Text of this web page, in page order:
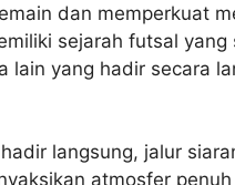
dan memperkuat
sejarah futsal
lain yang hadir secara
langsung, jalur
atmosfer